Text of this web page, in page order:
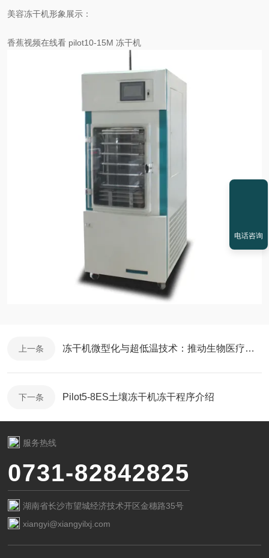
美容冻干机形象展示：
香蕉视频在线看 pilot10-15M 冻干机
上一条 冻干机微型化与超低温技术：推动生物医疗与食品创新
下一条 Pilot5-8ES土壤冻干机冻干程序介绍
服务热线
0731-82842825
湖南省长沙市望城经济技术开区金穗路35号
xiangyi@xiangyilxj.com
电话咨询